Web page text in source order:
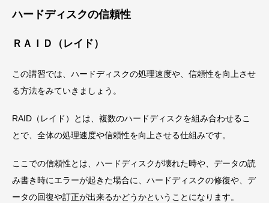
ハードディスクの信頼性
ＲＡＩＤ（レイド）
この講習では、ハードディスクの処理速度や、信頼性を向上させ
る方法をみていきましょう。
RAID（レイド）とは、複数のハードディスクを組み合わせるこ
とで、全体の処理速度や信頼性を向上させる仕組みです。
ここでの信頼性とは、ハードディスクが壊れた時や、データの読
み書き時にエラーが起きた場合に、ハードディスクの修復や、デ
ータの回復や訂正が出来るかどうかということになります。